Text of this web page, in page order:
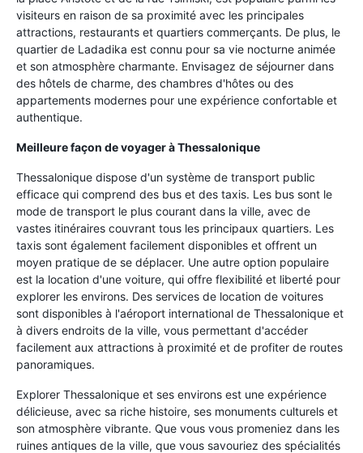
visiteurs en raison de sa proximité avec les principales
attractions, restaurants et quartiers commerçants. De plus, le
quartier de Ladadika est connu pour sa vie nocturne animée
et son atmosphère charmante. Envisagez de séjourner dans
des hôtels de charme, des chambres d'hôtes ou des
appartements modernes pour une expérience confortable et
authentique.
Meilleure façon de voyager à Thessalonique
Thessalonique dispose d'un système de transport public
efficace qui comprend des bus et des taxis. Les bus sont le
mode de transport le plus courant dans la ville, avec de
vastes itinéraires couvrant tous les principaux quartiers. Les
taxis sont également facilement disponibles et offrent un
moyen pratique de se déplacer. Une autre option populaire
est la location d'une voiture, qui offre flexibilité et liberté pour
explorer les environs. Des services de location de voitures
sont disponibles à l'aéroport international de Thessalonique et
à divers endroits de la ville, vous permettant d'accéder
facilement aux attractions à proximité et de profiter de routes
panoramiques.
Explorer Thessalonique et ses environs est une expérience
délicieuse, avec sa riche histoire, ses monuments culturels et
son atmosphère vibrante. Que vous vous promeniez dans les
ruines antiques de la ville, que vous savouriez des spécialités